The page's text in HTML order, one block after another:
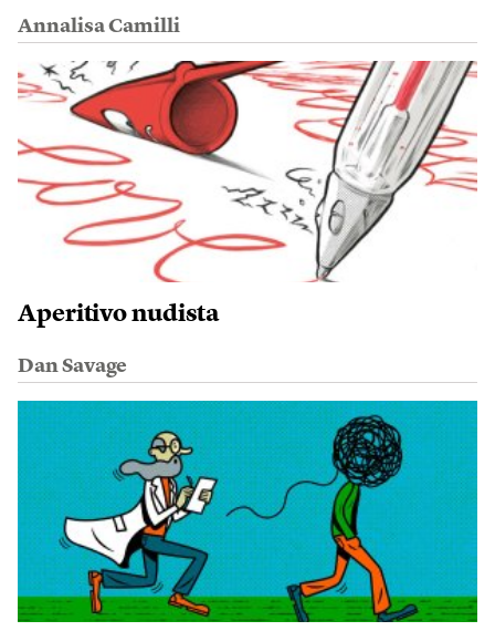
Annalisa Camilli
Aperitivo nudista
Dan Savage